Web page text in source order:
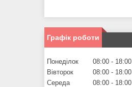
Графік роботи
Понеділок 08:00
18:00
Вівторок
08:00
18:00
Середа
08:00
18:00